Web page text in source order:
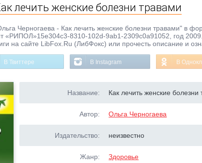
лечить женские болезни травами
Черногаева - Как лечить женские болезни травами" в
«РИПОЛ»15e304c3-8310-102d-9ab1-2309c0a91052, год
на сайте LibFox.Ru (ЛибФокс) или прочесть описание и
В Твиттере В Instagram В
Название: Как лечить женские болезни
Автор: Ольга Черногаева
Издательство: неизвестно
Жанр: Здоровье